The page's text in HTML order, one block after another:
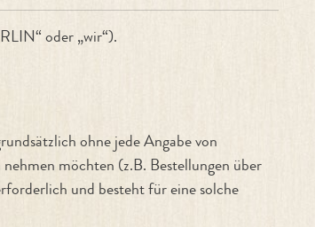
oder „wir“).
ohne jede Angabe von
möchten (z.B. Bestellungen über
und besteht für eine solche